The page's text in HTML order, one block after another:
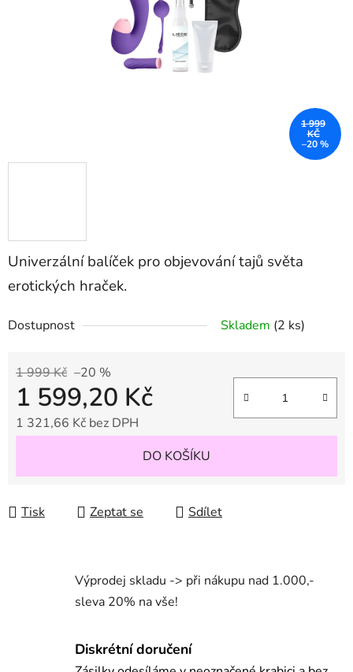
Univerzální balíček pro objevování tajů světa
erotických hraček.
Dostupnost Skladem (2 ks)
1 999 Kč –20 %
1 599,20 Kč
1 321,66 Kč bez DPH
DO KOŠÍKU
Tisk Zeptat se Sdílet
1 999
KČ
–20 %
Výprodej skladu -> při nákupu nad 1.000,-
sleva 20% na vše!
Diskrétní doručení